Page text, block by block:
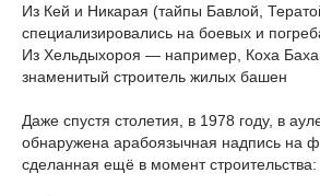
Из Кей и Никарая (тайпы Бавлой,
специализировались на боевых и
Из Хельдыхороя — например, Коха
знаменитый строитель жилых башен
Даже спустя столетия, в 1978 году, в
обнаружена арабоязычная надпись на
сделанная ещё в момент строительства: